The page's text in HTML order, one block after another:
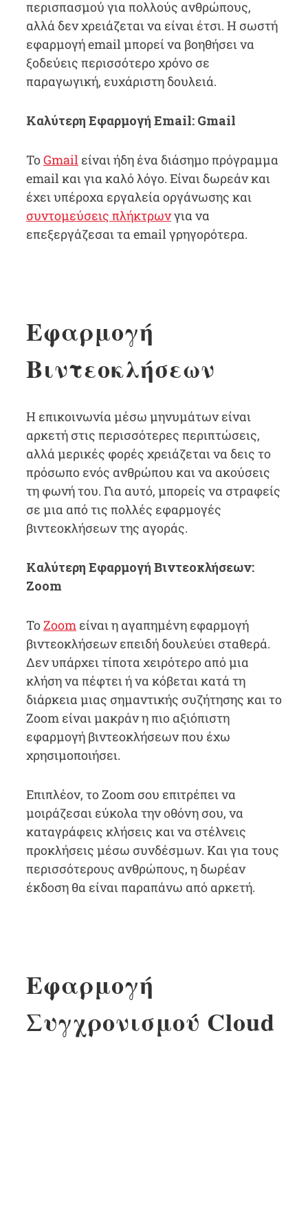
περισπασμού για πολλούς ανθρώπους,
αλλά δεν χρειάζεται να είναι έτσι. Η σωστή
εφαρμογή email μπορεί να βοηθήσει να
ξοδεύεις περισσότερο χρόνο σε
παραγωγική, ευχάριστη δουλειά.
Καλύτερη Εφαρμογή Email: Gmail
ΤοGmail είναι ήδη ένα διάσημο πρόγραμμα
email και για καλό λόγο. Είναι δωρεάν και
έχει υπέροχα εργαλεία οργάνωσης και
συντομεύσεις πλήκτρωνγια να
επεξεργάζεσαι τα email γρηγορότερα.
Εφαρμογή
Βιντεοκλήσεων
Η επικοινωνία μέσω μηνυμάτων είναι
αρκετή στις περισσότερες περιπτώσεις,
αλλά μερικές φορές χρειάζεται να δεις το
πρόσωπο ενός ανθρώπου και να ακούσεις
τη φωνή του. Για αυτό, μπορείς να στραφείς
σε μια από τις πολλές εφαρμογές
βιντεοκλήσεων της αγοράς.
Καλύτερη Εφαρμογή Βιντεοκλήσεων:
Zoom
ΤοZoom είναι η αγαπημένη εφαρμογή
βιντεοκλήσεων επειδή δουλεύει σταθερά.
Δεν υπάρχει τίποτα χειρότερο από μια
κλήση να πέφτει ή να κόβεται κατά τη
διάρκεια μιας σημαντικής συζήτησης και το
Zoom είναι μακράν η πιο αξιόπιστη
εφαρμογή βιντεοκλήσεων που έχω
χρησιμοποιήσει.
Επιπλέον, το Zoom σου επιτρέπει να
μοιράζεσαι εύκολα την οθόνη σου, να
καταγράφεις κλήσεις και να στέλνεις
προκλήσεις μέσω συνδέσμων. Και για τους
περισσότερους ανθρώπους, η δωρέαν
έκδοση θα είναι παραπάνω από αρκετή.
Εφαρμογή
Συγχρονισμού Cloud